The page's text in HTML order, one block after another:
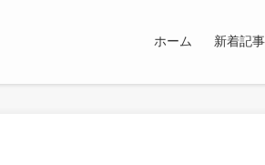
ホーム 新着記事